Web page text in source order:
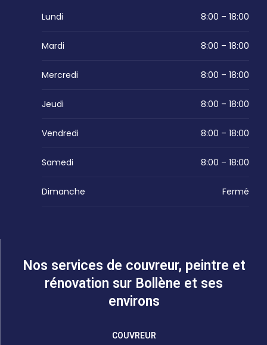
Lundi 8:00 – 18:00
Mardi 8:00 – 18:00
Mercredi 8:00 – 18:00
Jeudi 8:00 – 18:00
Vendredi 8:00 – 18:00
Samedi 8:00 – 18:00
Dimanche Fermé
Nos services de couvreur, peintre et
rénovation sur Bollène et ses
environs
COUVREUR